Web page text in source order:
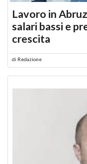
Lavoro in
salari bassi e
crescita
di Redazione